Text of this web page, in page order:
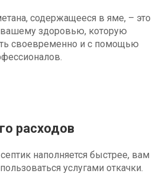
содержащееся в яме, – это
вашему здоровью, которую
своевременно и с помощью
расходов
наполняется быстрее, вам
услугами откачки.